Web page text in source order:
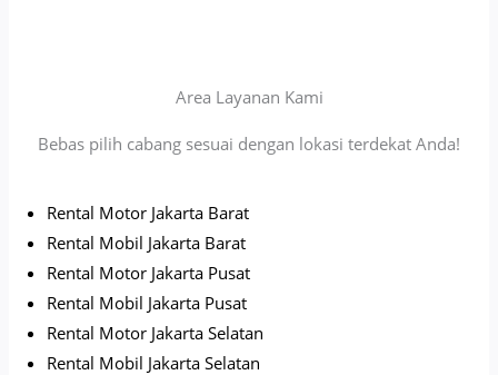
Area Layanan Kami
Bebas pilih cabang sesuai dengan lokasi terdekat Anda!
Rental Motor Jakarta Barat
Rental Mobil Jakarta Barat
Rental Motor Jakarta Pusat
Rental Mobil Jakarta Pusat
Rental Motor Jakarta Selatan
Rental Mobil Jakarta Selatan